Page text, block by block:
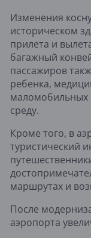
Изменения
историческом
прилета и
багажный
пассажиров
ребенка,
маломобильных
среду.
Кроме того, в
туристический
маршрутах и
После
аэропорта